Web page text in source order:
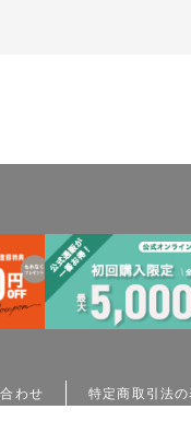
わせ 特定商取引法